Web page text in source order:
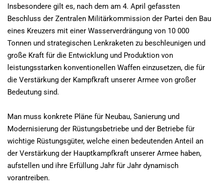
Insbesondere gilt es, nach dem am 4. April gefassten
Beschluss der Zentralen Militärkommission der Partei den Bau
eines Kreuzers mit einer Wasserverdrängung von 10 000
Tonnen und strategischen Lenkraketen zu beschleunigen und
große Kraft für die Entwicklung und Produktion von
leistungsstarken konventionellen Waffen einzusetzen, die für
die Verstärkung der Kampfkraft unserer Armee von großer
Bedeutung sind.
Man muss konkrete Pläne für Neubau, Sanierung und
Modernisierung der Rüstungsbetriebe und der Betriebe für
wichtige Rüstungsgüter, welche einen bedeutenden Anteil an
der Verstärkung der Hauptkampfkraft unserer Armee haben,
aufstellen und ihre Erfüllung Jahr für Jahr dynamisch
vorantreiben.